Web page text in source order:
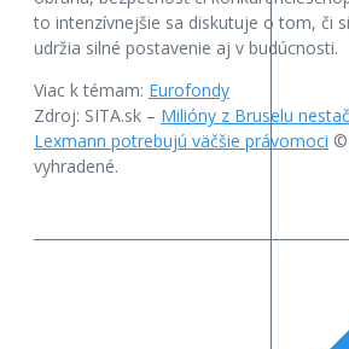
to intenzívnejšie sa diskutuje o tom, či
udržia silné postavenie aj v budúcnosti.
Viac k témam: Eurofondy
Zdroj: SITA.sk – Milióny z Bruselu
Lexmann potrebujú väčšie právomoci ©
vyhradené.